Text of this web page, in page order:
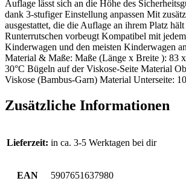
Auflage lässt sich an die Höhe des
dank 3-stufiger Einstellung anpassen Mit
ausgestattet, die die Auflage an ihrem Platz
Runterrutschen vorbeugt Kompatibel mit
Kinderwagen und den meisten Kinderwagen
Material & Maße: Maße (Länge x Breite ): 83
30°C Bügeln auf der Viskose-Seite Material
Viskose (Bambus-Garn) Material Unterseite:
Zusätzliche Informationen
Lieferzeit: in ca. 3-5 Werktagen bei dir
EAN 5907651637980